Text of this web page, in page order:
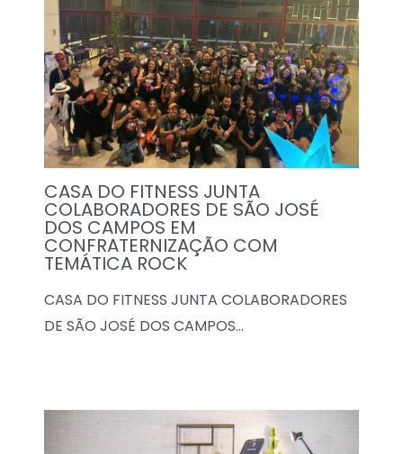
CASA DO FITNESS JUNTA
COLABORADORES DE SÃO JOSÉ
DOS CAMPOS EM
CONFRATERNIZAÇÃO COM
TEMÁTICA ROCK
CASA DO FITNESS JUNTA COLABORADORES
DE SÃO JOSÉ DOS CAMPOS…